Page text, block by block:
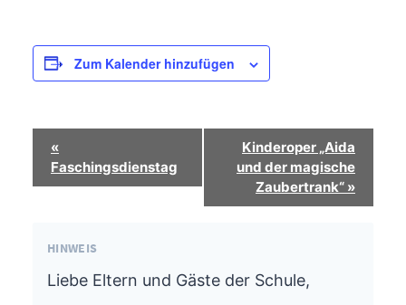
Zum Kalender hinzufügen
Navigation
«
Faschingsdienstag
Kinderoper „Aida
und der magische
Zaubertrank“ »
HINWEIS
Liebe Eltern und Gäste der Schule,